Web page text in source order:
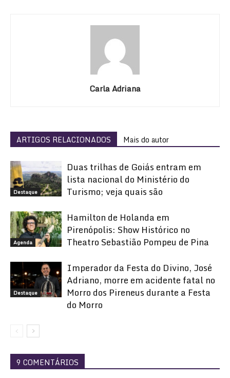
Carla Adriana
ARTIGOS RELACIONADOS Mais do autor
Destaque
Duas trilhas de Goiás entram em
lista nacional do Ministério do
Turismo; veja quais são
Agenda
Hamilton de Holanda em
Pirenópolis: Show Histórico no
Theatro Sebastião Pompeu de Pina
Destaque
Imperador da Festa do Divino, José
Adriano, morre em acidente fatal no
Morro dos Pireneus durante a Festa
do Morro
9 COMENTÁRIOS